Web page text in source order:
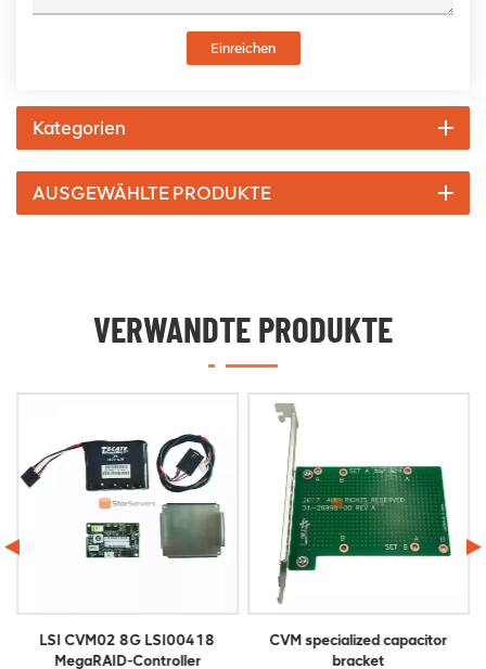
Einreichen
Kategorien
AUSGEWÄHLTE PRODUKTE
VERWANDTE PRODUKTE
CVM specialized capacitor
bracket
LSI CVPM02 05-50038-00
Cachevault-Leistungsmodul-